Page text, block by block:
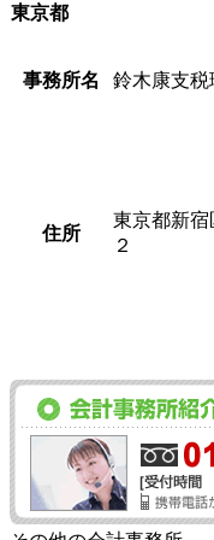
東京都
事務所名 鈴木康支
住所
東京都新宿
２